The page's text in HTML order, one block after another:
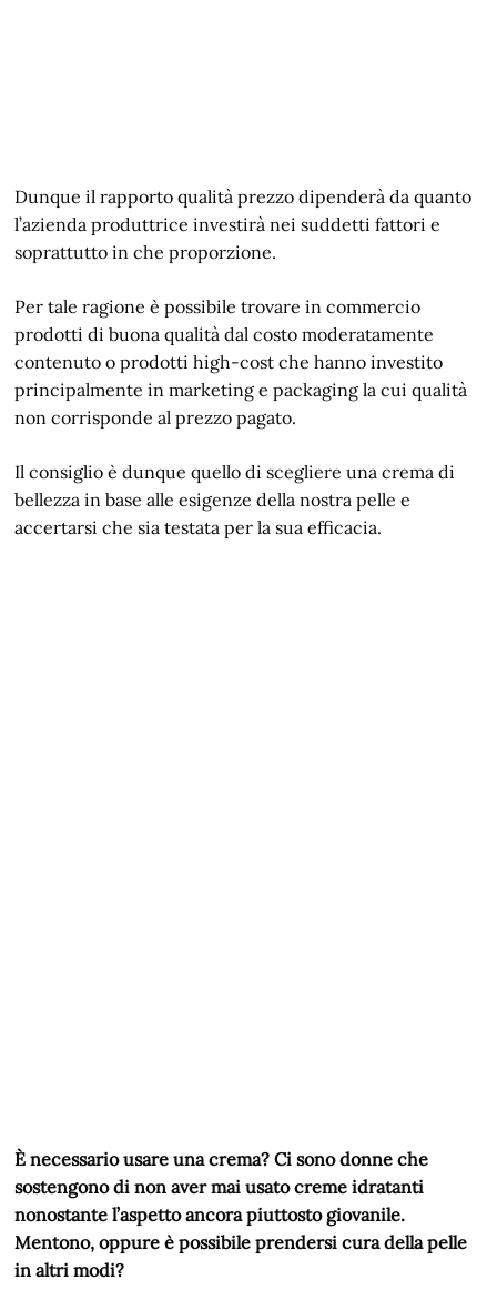
Dunque il rapporto qualità prezzo dipenderà da quanto
l’azienda produttrice investirà nei suddetti fattori e
soprattutto in che proporzione.
Per tale ragione è possibile trovare in commercio
prodotti di buona qualità dal costo moderatamente
contenuto o prodotti high-cost che hanno investito
principalmente in marketing e packaging la cui qualità
non corrisponde al prezzo pagato.
Il consiglio è dunque quello di scegliere una crema di
bellezza in base alle esigenze della nostra pelle e
accertarsi che sia testata per la sua efficacia.
È necessario usare una crema? Ci sono donne che
sostengono di non aver mai usato creme idratanti
nonostante l’aspetto ancora piuttosto giovanile.
Mentono, oppure è possibile prendersi cura della pelle
in altri modi?